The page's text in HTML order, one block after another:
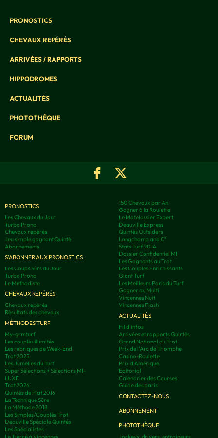
PRONOSTICS
CHEVAUX REPÉRÉS
ARRIVÉES / RAPPORTS
HIPPODROMES
ACTUALITÉS
PHOTOTHÈQUE
FORUM
PRONOSTICS
Les Chevaux du Jour
Turbo Prono
Chevaux repérés
Jeu simple gagnant Quinté
Abonnements
S'ABONNER AUX PRONOSTICS
Les Coups Sûrs du Jour
Turbo Prono
Le Méthodiste
CHEVAUX REPÉRÉS
Chevaux repérés
Résultats des chevaux
MÉTHODES TURF
My-grmturf
Les couplés illimités
Les rubriques de Week-End
Trot 2025
Les Jumelles du Turf
Super Sélections + Sélections MI-
LUXE
Trot 2024
Quintés de Plat 2016
La Technique Sûre
La Méthode 2018
Les Simples/Couplés Trot
Deauville Spéciale Quintés
Les Spécialistes
Le Tiercé à Vincennes
150 Chevaux par An
Gagner à la Roulette
Le Matelassier Expert
Deauville Express
Quintés Outsiders
Longchamp and C°
Stats Turf 2014
Dossier Confidentiel MI
Les Gagnants au Trot
Les Couplés Enrichissants
Giant Turf
Les Meilleurs Paris du Turf
Gagner au Multi
Vincennes Nuit
Vincennes Flash
ACTUALITÉS
Fil d'infos
Arrivées et rapports Quintés
Grand National du Trot
Prix de l'Arc de Triomphe
Casino-Roulette
Prix d'Amérique
Editorial
Calendrier des Courses
Guide des paris
CONTACTEZ-NOUS
ABONNEMENT
PHOTOTHÈQUE
Jockeys, drivers, entraineurs